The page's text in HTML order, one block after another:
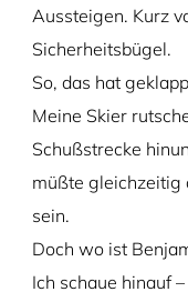
Aussteigen. Kurz
Sicherheitsbügel.
So, das hat
Meine Skier
Schußstrecke
müßte gleichzeitig
sein.
Doch wo ist
Ich schaue hinauf